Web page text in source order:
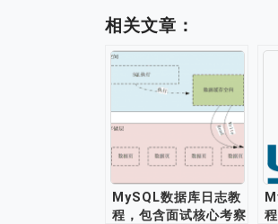
相关文章：
MySQL数据库日志教
程，包含面试核心考察
程